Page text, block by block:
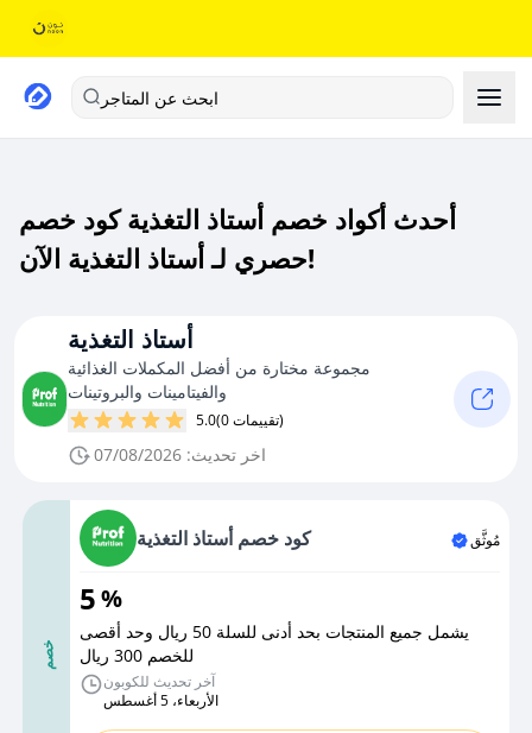
ابحث عن المتاجر
أحدث أكواد خصم أستاذ التغذية كود خصم
حصري لـ أستاذ التغذية الآن!
أستاذ التغذية
مجموعة مختارة من أفضل المكملات الغذائية
والفيتامينات والبروتينات
5.0 (0 تقييمات)
اخر تحديث: 07/08/2026
خصم
كود خصم أستاذ التغذية مُوثَّق
5%
يشمل جميع المنتجات بحد أدنى للسلة 50 ريال وحد أقصى
للخصم 300 ريال
آخر تحديث للكوبون
الأربعاء، 5 أغسطس